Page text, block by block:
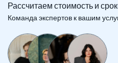
Рассчитаем стоимость и
Команда экспертов к вашим